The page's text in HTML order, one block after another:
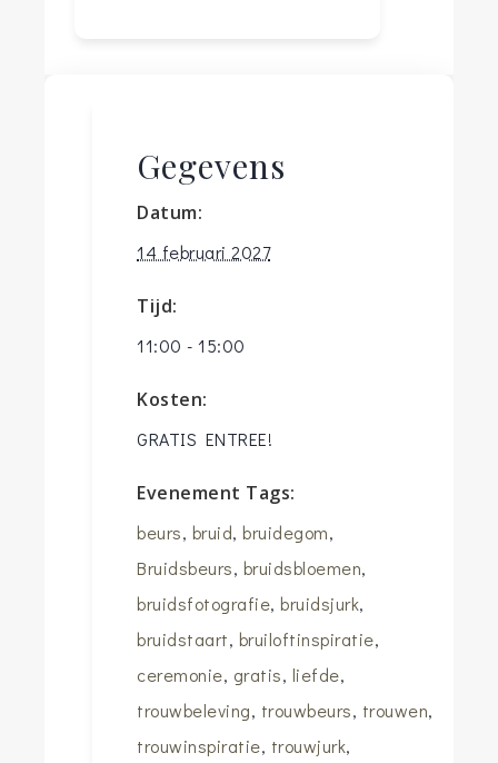
Gegevens
Datum:
14 februari 2027
Tijd:
11:00 - 15:00
Kosten:
GRATIS ENTREE!
Evenement Tags:
beurs, bruid,bruidegom,
Bruidsbeurs, bruidsbloemen,
bruidsfotografie,bruidsjurk,
bruidstaart, bruiloftinspiratie,
ceremonie, gratis, liefde,
trouwbeleving, trouwbeurs, trouwen,
trouwinspiratie, trouwjurk,